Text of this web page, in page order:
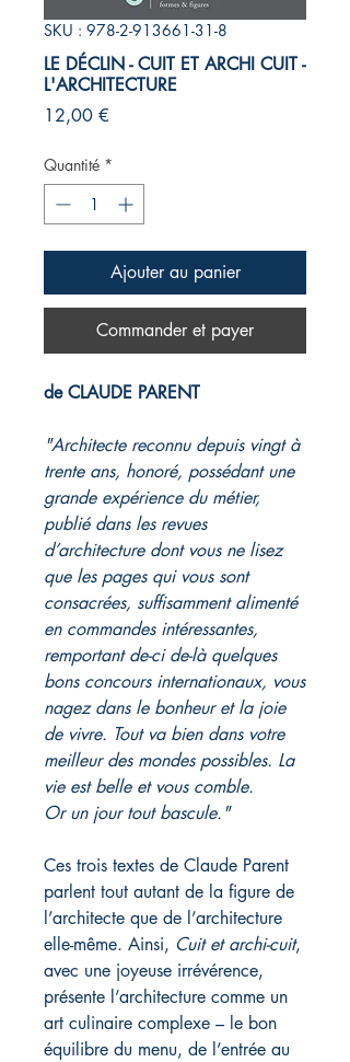
SKU : 978-2-913661-31-8
LE DÉCLIN - CUIT ET ARCHI CUIT -
L'ARCHITECTURE
12,00 €
Quantité *
Ajouter au panier
Commander et payer
de CLAUDE PARENT
"Architecte reconnu depuis vingt à
trente ans, honoré, possédant une
grande expérience du métier,
publié dans les revues
d’architecture dont vous ne lisez
que les pages qui vous sont
consacrées, suffisamment alimenté
en commandes intéressantes,
remportant de-ci de-là quelques
bons concours internationaux, vous
nagez dans le bonheur et la joie
de vivre. Tout va bien dans votre
meilleur des mondes possibles. La
vie est belle et vous comble.
Or un jour tout bascule."
Ces trois textes de Claude Parent
parlent tout autant de la figure de
l’architecte que de l’architecture
elle-même. Ainsi, Cuit et archi-cuit,
avec une joyeuse irrévérence,
présente l’architecture comme un
art culinaire complexe – le bon
équilibre du menu, de l’entrée au